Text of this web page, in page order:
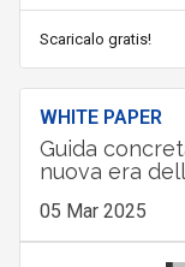
Scaricalo gratis!
WHITE PAPER
Guida
nuova era
05 Mar 2025